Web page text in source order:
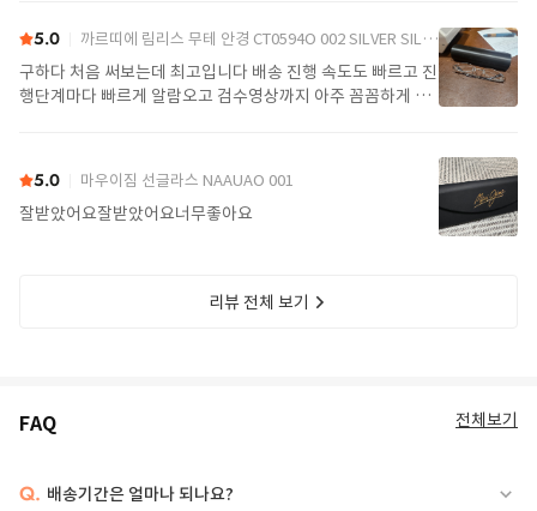
5.0 까르띠에 림리스 무테 안경 CT0594O 002 SILVER SILVER TRANSPARENT
구하다 처음 써보는데 최고입니다 배송 진행 속도도 빠르고 진
행단계마다 빠르게 알람오고 검수영상까지 아주 꼼꼼하게 찍
5.0 마우이짐 선글라스 NAAUAO 001
잘받았어요잘받았어요너무좋아요
리뷰 전체 보기
FAQ 전체보기
Q. 배송기간은 얼마나 되나요?